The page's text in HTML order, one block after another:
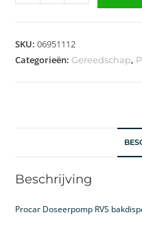
SKU:06951112
Categorieën:Gereedschap,
Beschrijving
Procar Doseerpomp RVS